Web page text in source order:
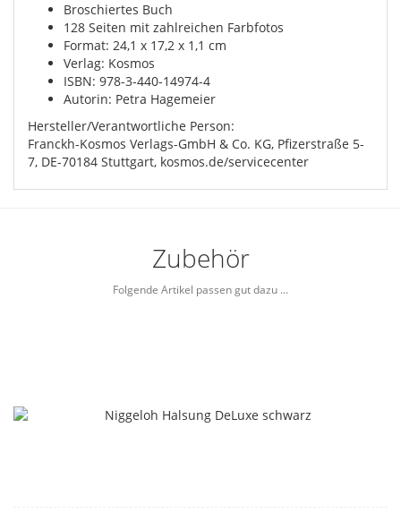
Broschiertes Buch
128 Seiten mit zahlreichen Farbfotos
Format: 24,1 x 17,2 x 1,1 cm
Verlag: Kosmos
ISBN: 978-3-440-14974-4
Autorin: Petra Hagemeier
Hersteller/Verantwortliche Person:
Franckh-Kosmos Verlags-GmbH & Co. KG, Pfizerstraße 5-
7, DE-70184 Stuttgart, kosmos.de/servicecenter
Zubehör
Folgende Artikel passen gut dazu ...